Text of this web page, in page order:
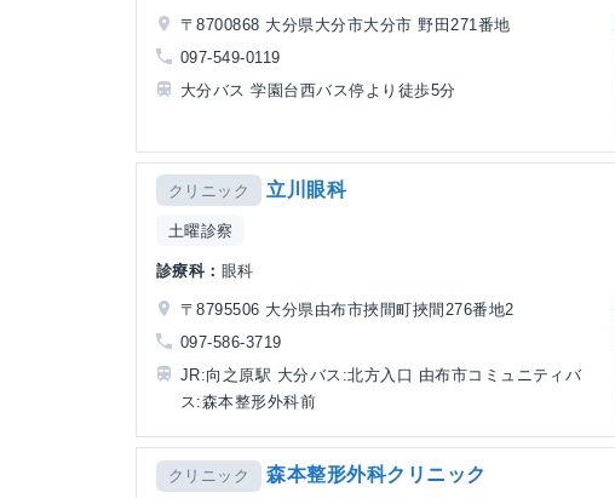
〒8700868 大分県大分市大分市 野田271番地
097-549-0119
大分バス 学園台西バス停より徒歩5分
クリニック 立川眼科
土曜診察
診療科： 眼科
〒8795506 大分県由布市挾間町挾間276番地2
097-586-3719
JR:向之原駅 大分バス:北方入口 由布市コミュニティバ
ス:森本整形外科前
クリニック 森本整形外科クリニック